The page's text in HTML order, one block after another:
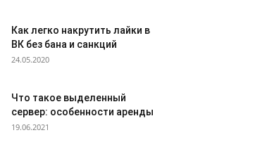
Как легко накрутить лайки в
ВК без бана и санкций
24.05.2020
Что такое выделенный
сервер: особенности аренды
19.06.2021